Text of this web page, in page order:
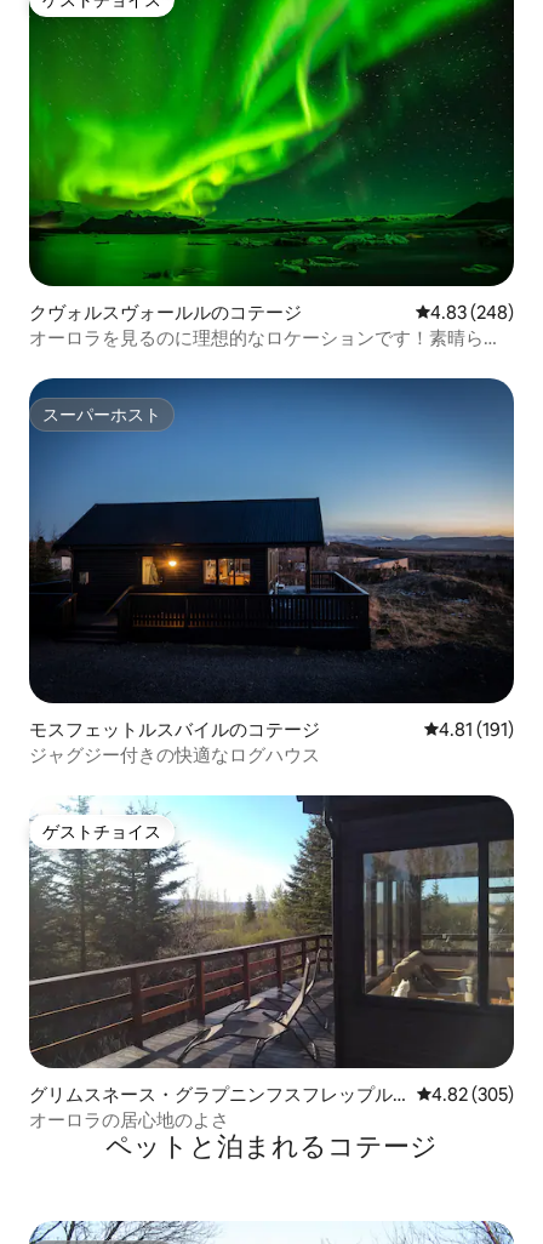
ゲストチョイス
クヴォルスヴォールルのコテージ レビュー248
4.83 (248)
オーロラを見るのに理想的なロケーションです！素晴らし
スーパーホスト
スーパーホスト
モスフェットルスバイルのコテージ レビュー191
4.81 (191)
ジャグジー付きの快適なログハウス
ゲストチョイス
ゲストチョイス
グリムスネース・グラプニンフスフレップル
のコテージ
レビュー305
4.82 (305)
オーロラの居心地のよさ
ペットと泊まれるコテージ